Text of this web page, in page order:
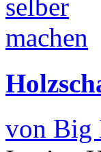
von Big